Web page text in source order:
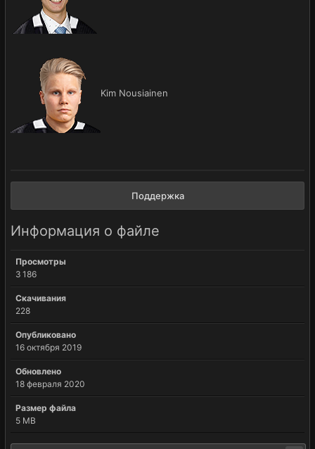
Kim Nousiainen
Поддержка
Информация о файле
Просмотры
3 186
Скачивания
228
Опубликовано
16 октября 2019
Обновлено
18 февраля 2020
Размер файла
5 MB